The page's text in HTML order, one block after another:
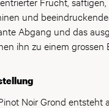
in die Zukunft.
auf neue Ideen und
eines unverändert: der
zu erzeugen, welche
und
Abgang und das
ihn zu einem grossen
Noir Grond entsteht